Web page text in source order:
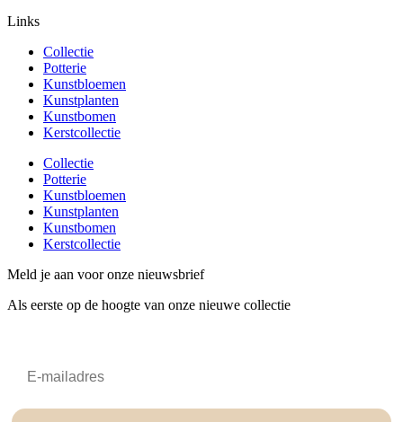
Links
Collectie
Potterie
Kunstbloemen
Kunstplanten
Kunstbomen
Kerstcollectie
Collectie
Potterie
Kunstbloemen
Kunstplanten
Kunstbomen
Kerstcollectie
Meld je aan voor onze nieuwsbrief
Als eerste op de hoogte van onze nieuwe collectie